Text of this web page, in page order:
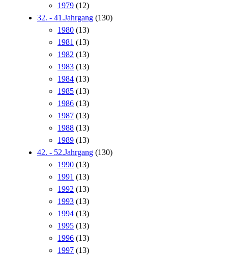
1979 (12)
32. - 41.Jahrgang (130)
1980 (13)
1981 (13)
1982 (13)
1983 (13)
1984 (13)
1985 (13)
1986 (13)
1987 (13)
1988 (13)
1989 (13)
42. - 52.Jahrgang (130)
1990 (13)
1991 (13)
1992 (13)
1993 (13)
1994 (13)
1995 (13)
1996 (13)
1997 (13)